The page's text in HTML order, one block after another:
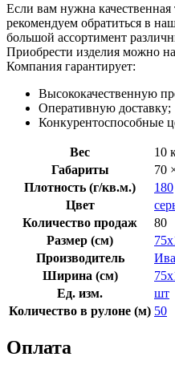
Если вам нужна качественная
рекомендуем обратиться в
большой ассортимент
Приобрести изделия можно
Компания гарантирует:
Высококачественную
Оперативную доставку;
Конкурентоспособные
Вес
10
Габариты
70
Плотность (г/кв.м.)
180
Цвет
Количество продаж
80
Размер (см)
Производитель
Ширина (см)
Ед. изм.
шт
Количество в рулоне (м) 50
Оплата